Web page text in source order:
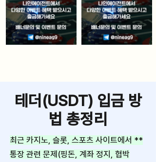
테더(USDT) 입금 방
법 총정리
최근 카지노, 슬롯, 스포츠 사이트에서 **
통장 관련 문제(핑돈, 계좌 정지, 협박